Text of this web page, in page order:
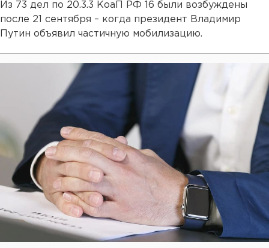
Из 73 дел по 20.3.3 КоаП РФ 16 были возбуждены
после 21 сентября – когда президент Владимир
Путин объявил частичную мобилизацию.